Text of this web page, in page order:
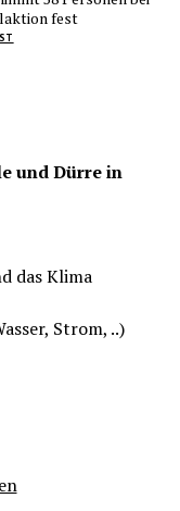
fest
und Dürre in
das Klima
Strom, ..)